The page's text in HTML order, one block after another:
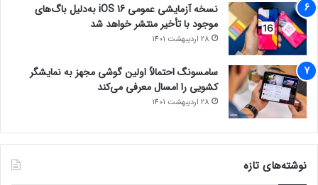
نسخه آزمایشی عمومی iOS 16 به‌دلیل باگ‌های
موجود با تأخیر منتشر خواهد شد
28 اردیبهشت 1401
سامسونگ احتمالاً اولین گوشی مجهز به نمایشگر
کشویی را امسال معرفی می‌کند
28 اردیبهشت 1401
نوشته‌های تازه